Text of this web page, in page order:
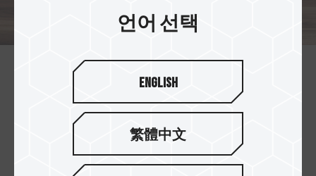
제작자에게 안정감을 줄 수 있는
유일한 SSD
창작자의 가장 소중한 작품은 내구성이 뛰어난 SSD
가 보호해 줘야 합니다. 가장 강력한 TBW 값으로 일
일 가능량을 가져와 하드디스크의 과도한 사용을 걱
언어 선택
English
繁體中文